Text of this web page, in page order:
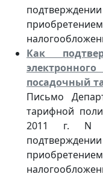
Как
посадочный
Письмо
тарифной
2011 г. N